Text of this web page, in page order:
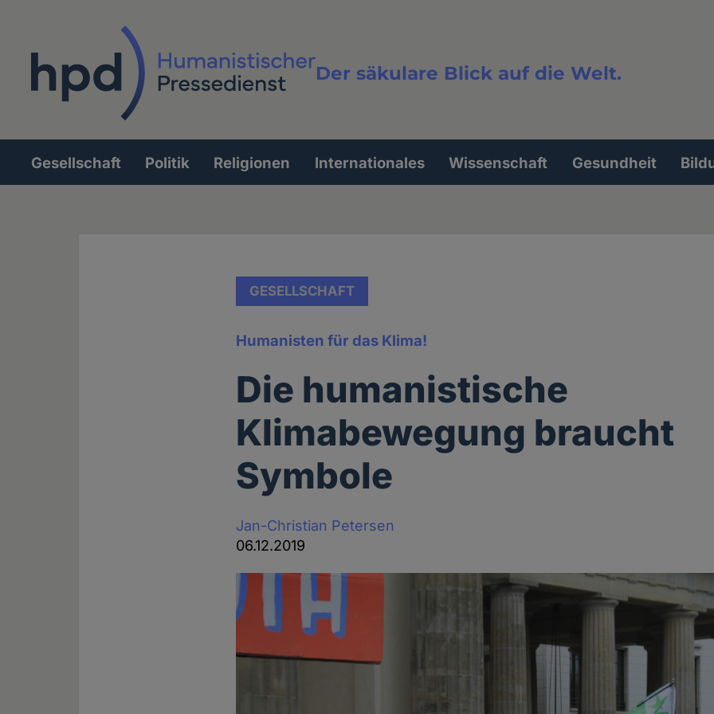
Der säkulare Blick auf die Welt.
Volltextsuche
Hauptnavigation
Gesellschaft Politik Religionen Internationales Wissenschaft Gesundheit
GESELLSCHAFT
Humanisten für das Klima!
Die humanistische
Klimabewegung braucht
Symbole
Jan-Christian Petersen
06.12.2019